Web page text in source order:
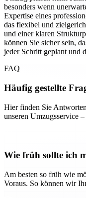
besonders wenn
Expertise eines
das flexibel und
und einer klaren
können Sie sicher sein,
jeder Schritt geplant und
FAQ
Häufig gestellte
Hier finden Sie
unseren Umzugsservice
Wie früh sollte ich
Am besten so früh wie
Voraus. So können wir